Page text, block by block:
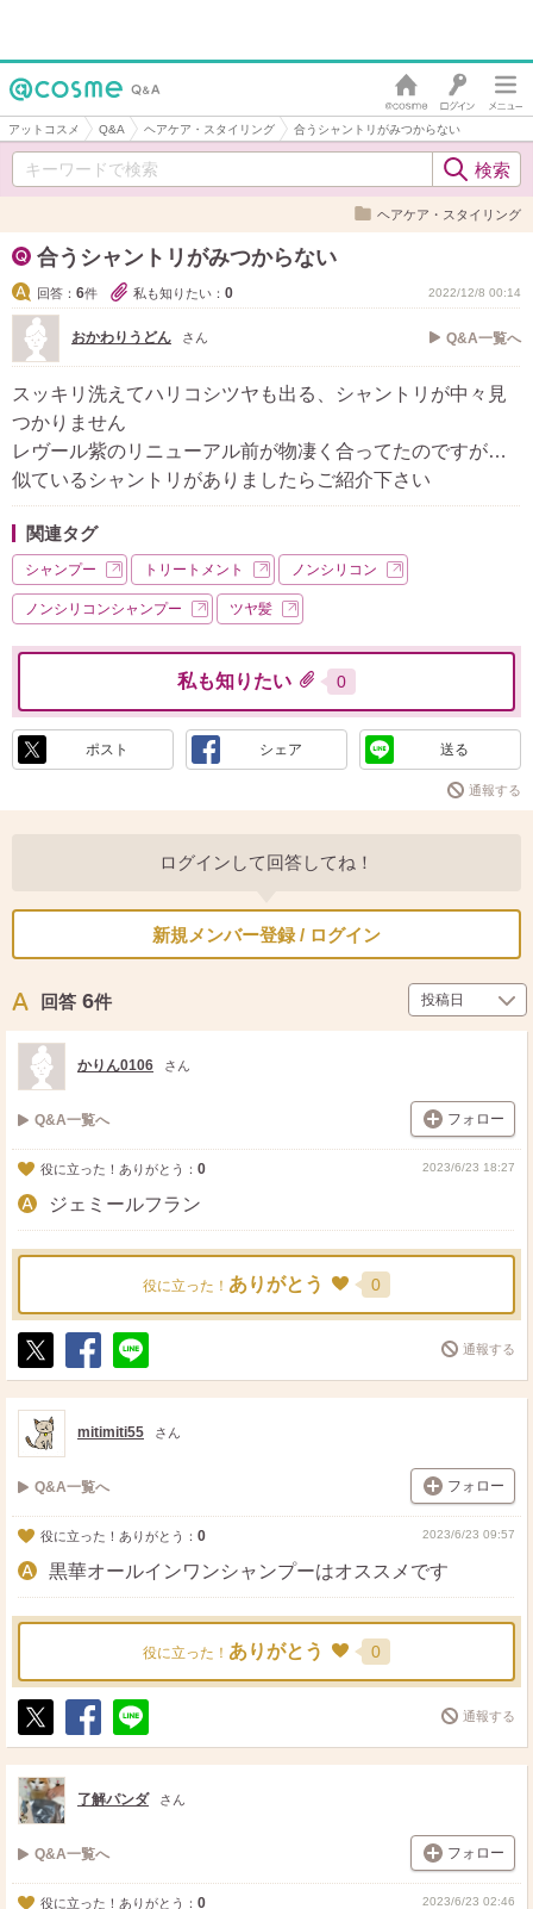
アットコスメ Q&A ヘアケア・スタイリング 合うシャントリがみつからない
ヘアケア・スタイリング
合うシャントリがみつからない
回答： 6件 私も知りたい： 0 2022/12/8 00:14
おかわりうどん さん Q&A一覧へ
スッキリ洗えてハリコシツヤも出る、シャントリが中々見
つかりません
レヴール紫のリニューアル前が物凄く合ってたのですが…
似ているシャントリがありましたらご紹介下さい
関連タグ
シャンプー トリートメント ノンシリコン
ノンシリコンシャンプー ツヤ髪
私も知りたい 0
ポスト シェア 送る
通報する
ログインして回答してね！
新規メンバー登録 / ログイン
回答 6件
かりん0106 さん
Q&A一覧へ フォロー
役に立った！ありがとう： 0 2023/6/23 18:27
ジェミールフラン
役に立った！ ありがとう 0
ポ
ス
ト
シ
ェ
送
る
通報する
mitimiti55 さん
Q&A一覧へ フォロー
役に立った！ありがとう： 0 2023/6/23 09:57
黒華オールインワンシャンプーはオススメです
役に立った！ ありがとう 0
ポ
ス
ト
シ
ェ
送
る
通報する
了解パンダ さん
Q&A一覧へ フォロー
役に立った！ありがとう： 0 2023/6/23 02:46